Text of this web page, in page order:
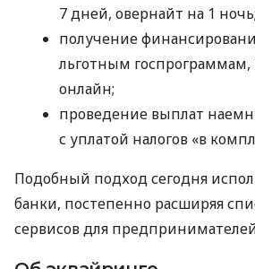
7 дней, овернайт на 1 ночь;
получение
льготным госпрограммам,
онлайн;
проведение выплат
с уплатой налогов «в
Подобный подход сегодня
банки, постепенно расширяя
сервисов для